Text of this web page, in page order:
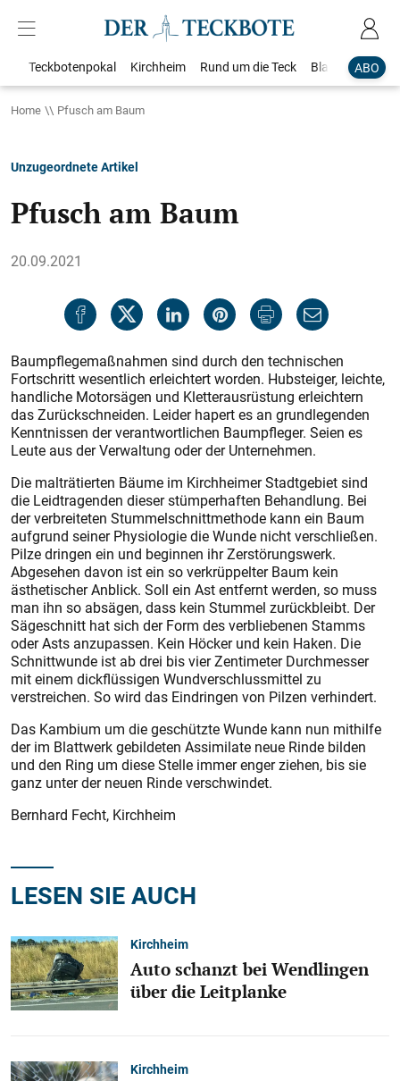
ABO
Teckbotenpokal Kirchheim Rund um die Teck Blaulicht
Home Pfusch am Baum
Unzugeordnete Artikel
Pfusch am Baum
20.09.2021
Baumpflegemaßnahmen sind durch den technischen
Fortschritt wesentlich erleichtert worden. Hubsteiger, leichte,
handliche Motorsägen und Kletterausrüstung erleichtern
das Zurückschneiden. Leider hapert es an grundlegenden
Kenntnissen der verantwortlichen Baumpfleger. Seien es
Leute aus der Verwaltung oder der Unternehmen.
Die malträtierten Bäume im Kirchheimer Stadtgebiet sind
die Leidtragenden dieser stümperhaften Behandlung. Bei
der verbreiteten Stummelschnittmethode kann ein Baum
aufgrund seiner Physiologie die Wunde nicht verschließen.
Pilze dringen ein und beginnen ihr Zerstörungswerk.
Abgesehen davon ist ein so verkrüppelter Baum kein
ästhetischer Anblick. Soll ein Ast entfernt werden, so muss
man ihn so absägen, dass kein Stummel zurückbleibt. Der
Sägeschnitt hat sich der Form des verbliebenen Stamms
oder Asts anzupassen. Kein Höcker und kein Haken. Die
Schnittwunde ist ab drei bis vier Zentimeter Durchmesser
mit einem dickflüssigen Wundverschlussmittel zu
verstreichen. So wird das Eindringen von Pilzen verhindert.
Das Kambium um die geschützte Wunde kann nun mithilfe
der im Blattwerk gebildeten Assimilate neue Rinde bilden
und den Ring um diese Stelle immer enger ziehen, bis sie
ganz unter der neuen Rinde verschwindet.
Bernhard Fecht, Kirchheim
LESEN SIE AUCH
Kirchheim
Auto schanzt bei Wendlingen
über die Leitplanke
Kirchheim